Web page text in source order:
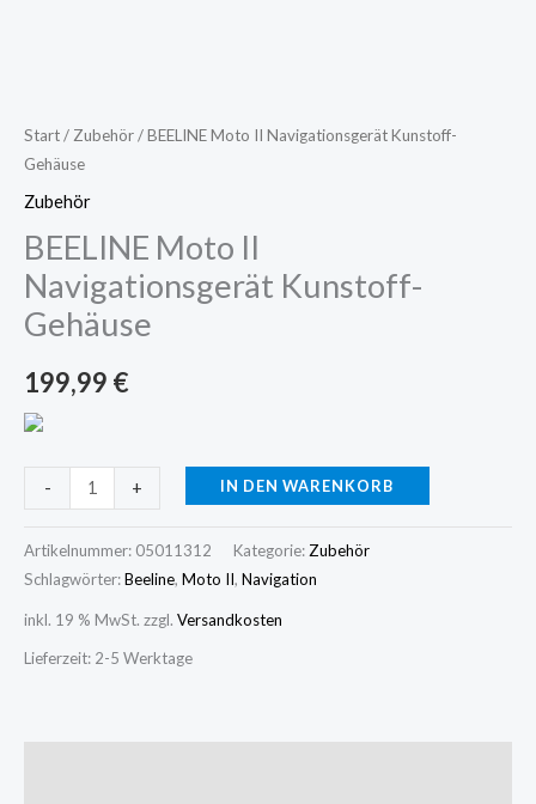
Start/ Zubehör/ BEELINE Moto II Navigationsgerät Kunstoff-
Gehäuse
Zubehör
BEELINE Moto II
Navigationsgerät Kunstoff-
Gehäuse
199,99 €
- + IN DEN WARENKORB
Artikelnummer: 05011312 Kategorie: Zubehör
Schlagwörter:Beeline, Moto II, Navigation
inkl. 19 % MwSt. zzgl. Versandkosten
Lieferzeit: 2-5 Werktage